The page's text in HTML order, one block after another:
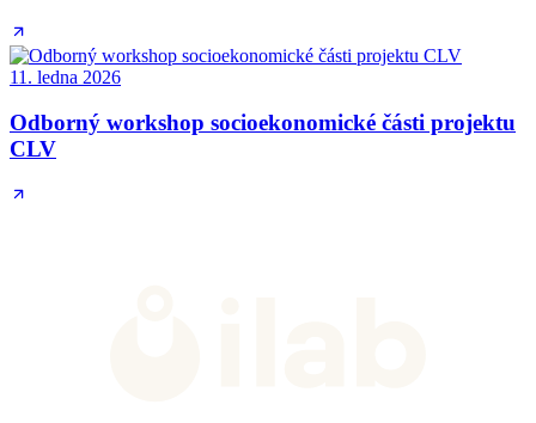
11. ledna 2026
Odborný workshop socioekonomické části projektu
CLV